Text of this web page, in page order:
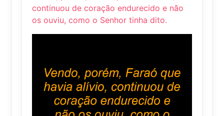
continuou de coração endurecido e não
os ouviu, como o Senhor tinha dito.